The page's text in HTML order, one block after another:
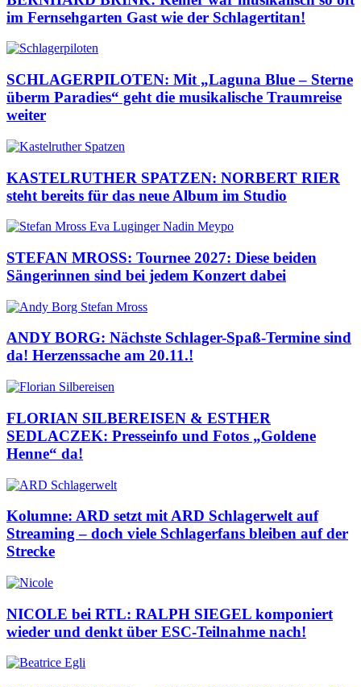
im Fernsehgarten Gast wie der Schlagertitan!
SCHLAGERPILOTEN: Mit „Laguna Blue – Sterne
überm Paradies“ geht die musikalische Traumreise
weiter
KASTELRUTHER SPATZEN: NORBERT RIER
steht bereits für das neue Album im Studio
STEFAN MROSS: Tournee 2027: Diese beiden
Sängerinnen sind bei jedem Konzert dabei
ANDY BORG: Nächste Schlager-Spaß-Termine sind
da! Herzenssache am 20.11.!
FLORIAN SILBEREISEN & ESTHER
SEDLACZEK: Presseinfo und Fotos „Goldene
Henne“ da!
Kolumne: ARD setzt mit ARD Schlagerwelt auf
Streaming – doch viele Schlagerfans bleiben auf der
Strecke
NICOLE bei RTL: RALPH SIEGEL komponiert
wieder und denkt über ESC-Teilnahme nach!